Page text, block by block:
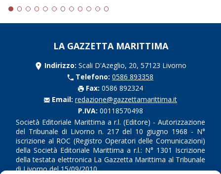
LA GAZZETTA MARITTIMA
Indirizzo: Scali D'Azeglio, 20, 57123 Livorno
Telefono: 0586 893358
Fax: 0586 892324
Email: redazione@gazzettamarittima.it
P.IVA: 00118570498
Società Editoriale Marittima a r.l. (Editore) - Autorizzazione
del Tribunale di Livorno n. 217 del 10 giugno 1968 - N°
iscrizione al ROC (Registro Operatori delle Comunicazioni)
della Società Editoriale Marittima a r.l.: N° 1301 Iscrizione
della testata elettronica La Gazzetta Marittima al Tribunale
di Livorno del 15/09/2010.